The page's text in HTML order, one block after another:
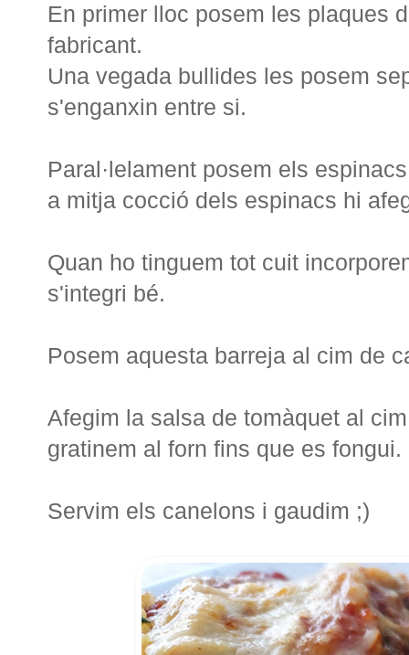
En primer lloc posem les plaques
fabricant.
Una vegada bullides les posem
s'enganxin entre si.
Paral·lelament posem els
a mitja cocció dels espinacs hi
Quan ho tinguem tot cuit
s'integri bé.
Posem aquesta barreja al cim de
Afegim la salsa de tomàquet al
gratinem al forn fins que es fongui.
Servim els canelons i gaudim ;)